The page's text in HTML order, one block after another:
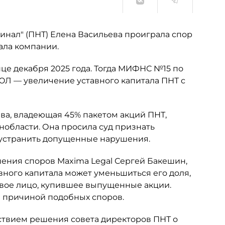
(ПНТ) Елена Васильева проиграла спор
компании.
декабря 2025 года. Тогда МИФНС №15 по
— увеличение уставного капитала ПНТ с
владеющая 45% пакетом акций ПНТ,
Она просила суд признать
допущенные нарушения.
споров Maxima Legal Сергей Бакешин,
капитала может уменьшиться его доля,
лицо, купившее выпущенные акции.
причиной подобных споров.
решения совета директоров ПНТ о